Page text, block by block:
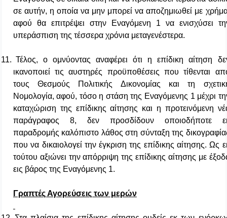
σε αυτήν, η οποία να μην μπορεί να αποζημιωθεί με
αφού θα επιτρέψει στην Εναγόμενη 1 να ενισχύσει
υπεράσπιση της τέσσερα χρόνια μεταγενέστερα.
11. Τέλος, ο ομνύοντας αναφέρει ότι η επίδικη αίτηση
ικανοποιεί τις αυστηρές προϋποθέσεις που τίθενται
τους Θεσμούς Πολιτικής Δικονομίας και τη
Νομολογία, αφού, τόσο η στάση της Εναγόμενης 1 μέχρι
καταχώριση της επίδικης αίτησης και η προτεινόμενη
παράγραφος 8, δεν προσδίδουν οποιοδήποτε
παραδρομής καλόπιστο λάθος στη σύνταξη της
που να δικαιολογεί την έγκριση της επίδικης αίτησης. Ως
τούτου αξιώνει την απόρριψη της επίδικης αίτησης με
εις βάρος της Εναγόμενης 1.
Γραπτές Αγορεύσεις των μερών